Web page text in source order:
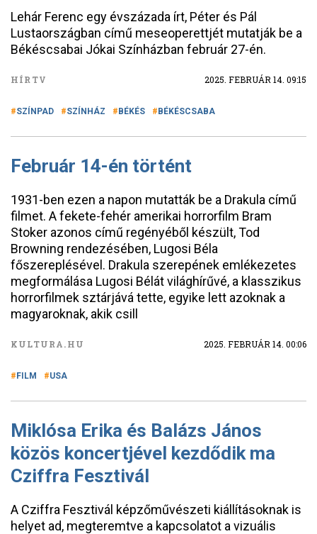
Lehár Ferenc egy évszázada írt, Péter és Pál
Lustaországban című meseoperettjét mutatják be a
Békéscsabai Jókai Színházban február 27-én.
HÍRTV 2025. FEBRUÁR 14. 09:15
SZÍNPAD SZÍNHÁZ BÉKÉS BÉKÉSCSABA
Február 14-én történt
1931-ben ezen a napon mutatták be a Drakula című
filmet. A fekete-fehér amerikai horrorfilm Bram
Stoker azonos című regényéből készült, Tod
Browning rendezésében, Lugosi Béla
főszereplésével. Drakula szerepének emlékezetes
megformálása Lugosi Bélát világhírűvé, a klasszikus
horrorfilmek sztárjává tette, egyike lett azoknak a
magyaroknak, akik csill
KULTURA.HU 2025. FEBRUÁR 14. 00:06
FILM USA
Miklósa Erika és Balázs János
közös koncertjével kezdődik ma
Cziffra Fesztivál
A Cziffra Fesztivál képzőművészeti kiállításoknak is
helyet ad, megteremtve a kapcsolatot a vizuális